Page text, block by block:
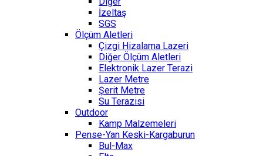
İzeltaş
SGS
Ölçüm Aletleri
Çizgi Hizalama Lazeri
Diğer Ölçüm Aletleri
Elektronik Lazer Terazi
Lazer Metre
Şerit Metre
Su Terazisi
Outdoor
Kamp Malzemeleri
Pense-Yan Keski-Kargaburun
Bul-Max